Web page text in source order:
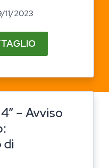
11/2023
– Avviso
di